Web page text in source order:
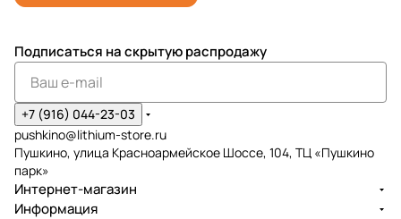
Подписаться на скрытую распродажу
+7 (916) 044-23-03
pushkino@lithium-store.ru
Пушкино, улица Красноармейское Шоссе, 104, ТЦ «Пушкино
парк»
Интернет-магазин
Информация